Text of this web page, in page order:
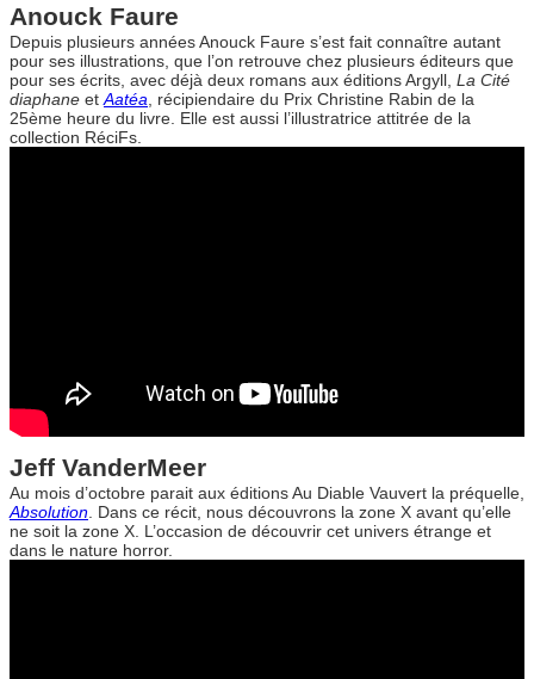
Anouck Faure
Depuis plusieurs années Anouck Faure s’est fait connaître autant
pour ses illustrations, que l’on retrouve chez plusieurs éditeurs que
pour ses écrits, avec déjà deux romans aux éditions Argyll, La Cité
diaphane et Aatéa , récipiendaire du Prix Christine Rabin de la
25ème heure du livre. Elle est aussi l’illustratrice attitrée de la
collection RéciFs.
Jeff VanderMeer
Au mois d’octobre parait aux éditions Au Diable Vauvert la préquelle,
Absolution . Dans ce récit, nous découvrons la zone X avant qu’elle
ne soit la zone X. L’occasion de découvrir cet univers étrange et
dans le nature horror.